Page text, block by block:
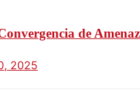
de
2025